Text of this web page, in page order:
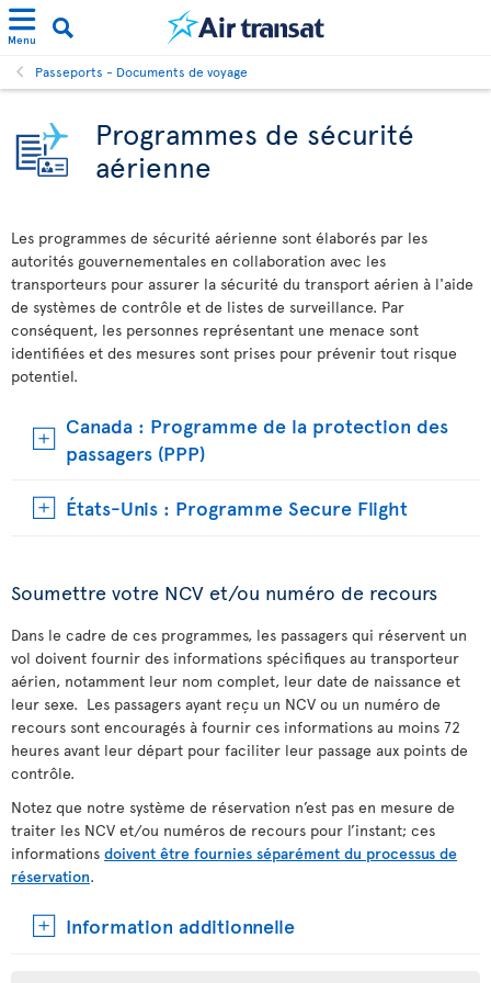
Menu
Passeports - Documents de voyage
Programmes de sécurité
aérienne
Les programmes de sécurité aérienne sont élaborés par les
autorités gouvernementales en collaboration avec les
transporteurs pour assurer la sécurité du transport aérien à l'aide
de systèmes de contrôle et de listes de surveillance. Par
conséquent, les personnes représentant une menace sont
identifiées et des mesures sont prises pour prévenir tout risque
potentiel.
Canada : Programme de la protection des
passagers (PPP)
États-Unis : Programme Secure Flight
Soumettre votre NCV et/ou numéro de recours
Dans le cadre de ces programmes, les passagers qui réservent un
vol doivent fournir des informations spécifiques au transporteur
aérien, notamment leur nom complet, leur date de naissance et
leur sexe. Les passagers ayant reçu un NCV ou un numéro de
recours sont encouragés à fournir ces informations au moins 72
heures avant leur départ pour faciliter leur passage aux points de
contrôle.
Notez que notre système de réservation n’est pas en mesure de
traiter les NCV et/ou numéros de recours pour l’instant; ces
informations doivent être fournies séparément du processus de
réservation.
Information additionnelle